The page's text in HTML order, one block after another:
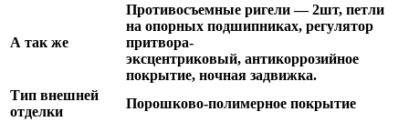
А так же
Противосъемные ригели — 2шт, петли
на опорных подшипниках, регулятор
притвора-
эксцентриковый, антикоррозийное
покрытие, ночная задвижка.
Тип внешней
отделки
Порошково-полимерное покрытие